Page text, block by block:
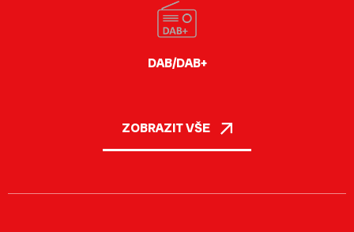
DAB/DAB+
ZOBRAZIT VŠE